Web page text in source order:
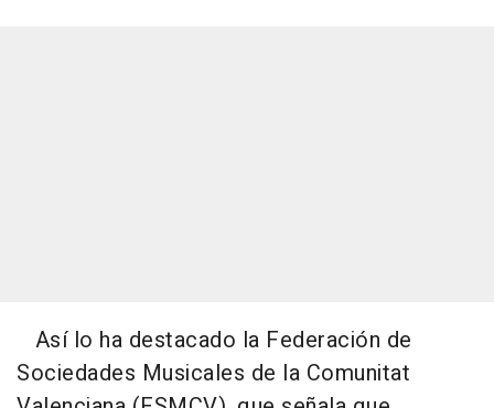
Así lo ha destacado la Federación de
Sociedades Musicales de la Comunitat